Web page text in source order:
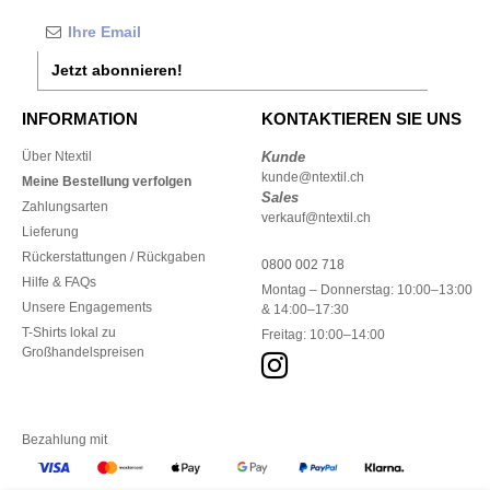
Jetzt abonnieren!
INFORMATION
Über Ntextil
Meine Bestellung verfolgen
Zahlungsarten
Lieferung
Rückerstattungen / Rückgaben
Hilfe & FAQs
Unsere Engagements
T-Shirts lokal zu
Großhandelspreisen
KONTAKTIEREN SIE UNS
Kunde
kunde@ntextil.ch
Sales
verkauf@ntextil.ch
0800 002 718
Montag – Donnerstag: 10:00–13:00
& 14:00–17:30
Freitag: 10:00–14:00
Bezahlung mit